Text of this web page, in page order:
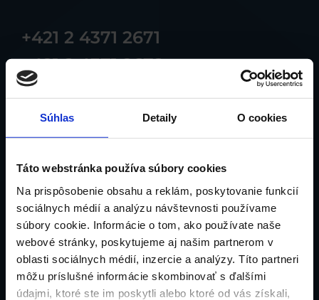
Súhlas Detaily O cookies
Táto webstránka používa súbory cookies
Na prispôsobenie obsahu a reklám, poskytovanie funkcií
sociálnych médií a analýzu návštevnosti používame
súbory cookie. Informácie o tom, ako používate naše
webové stránky, poskytujeme aj našim partnerom v
oblasti sociálnych médií, inzercie a analýzy. Títo partneri
môžu príslušné informácie skombinovať s ďalšími
údajmi, ktoré ste im poskytli alebo ktoré od vás získali,
+421 2 4371 2671
+421 2 4371 2672
+421 903 242 195